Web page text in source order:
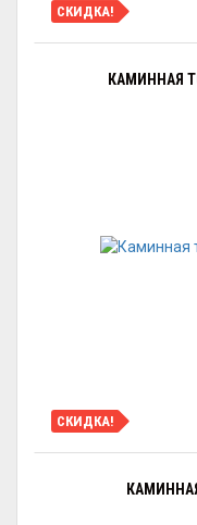
СКИДКА!
КАМИННАЯ
СКИДКА!